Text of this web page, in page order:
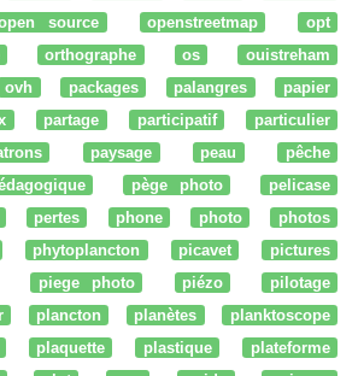
source openstreetmap
opt
orthographe os
ouistreham
ovh packages palangres
papier
partage participatif
particulier
paysage peau
pêche
pège photo
pelicase
pertes phone photo
photos
phytoplancton picavet
pictures
piege photo piézo
pilotage
plancton planètes
planktoscope
plaquette plastique
plateforme